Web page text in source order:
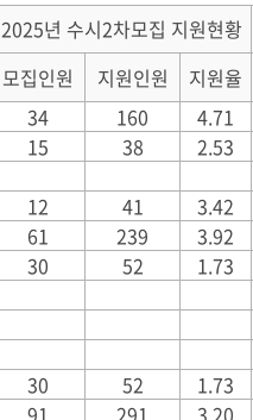
2025년 수시2차모집 지원현황
모집인원 지원인원 지원율
34 160 4.71
15 38 2.53
12 41 3.42
61 239 3.92
30 52 1.73
30 52 1.73
91 291 3.20